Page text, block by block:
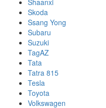
Shaanxi
Skoda
Ssang Yong
Subaru
Suzuki
TagAZ
Tata
Tatra 815
Tesla
Toyota
Volkswagen